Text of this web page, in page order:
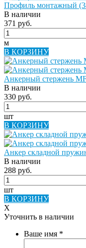
Профиль монтажный
В наличии
371 руб.
м
В КОРЗИНУ
Анкерный стержень
В наличии
330 руб.
шт
В КОРЗИНУ
Анкер складной
В наличии
288 руб.
шт
В КОРЗИНУ
X
Уточнить в наличии
Ваше имя *